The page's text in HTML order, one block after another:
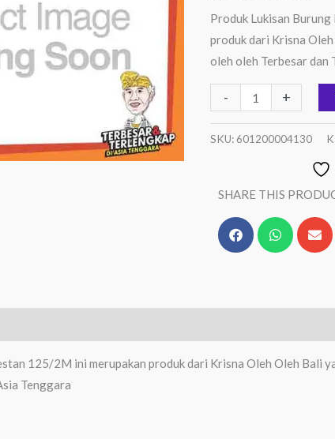
Produk Lukisan
produk dari Krisna
oleh oleh Terbesar dan
- +
SKU: 601200004130
SHARE THIS
125/2M ini merupakan produk dari Krisna Oleh Oleh Bali
Tenggara